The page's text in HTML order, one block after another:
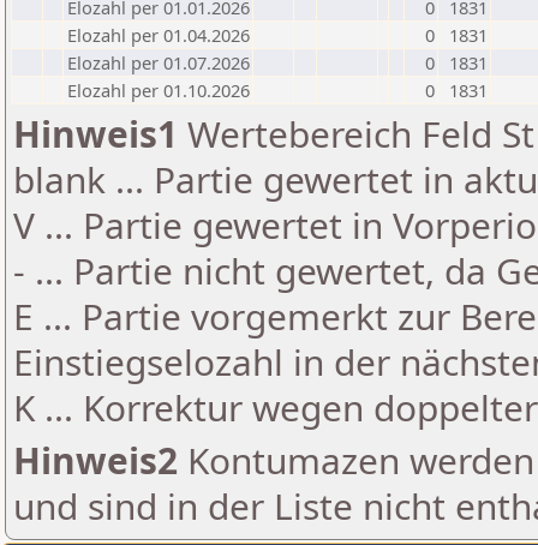
Elozahl per 01.01.2026
0
1831
Elozahl per 01.04.2026
0
1831
Elozahl per 01.07.2026
0
1831
Elozahl per 01.10.2026
0 1831
Hinweis1 Wertebereich Feld
blank ... Partie gewertet in
V ... Partie gewertet in
- ... Partie nicht gewertet, da
E ... Partie vorgemerkt zur
Einstiegselozahl in der
K ... Korrektur wegen
Hinweis2 Kontumazen
und sind in der Liste nicht